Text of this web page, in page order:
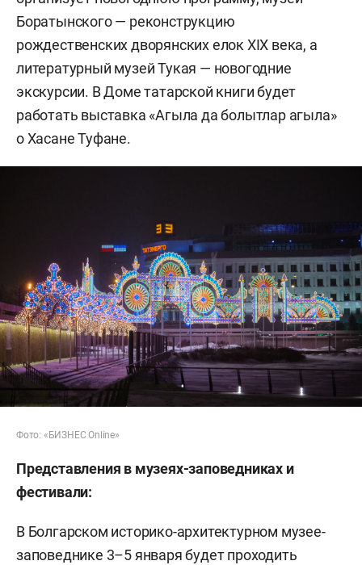
Боратынского — реконструкцию
рождественских дворянских елок ХIХ века, а
литературный музей Тукая — новогодние
экскурсии. В Доме татарской книги будет
работать выставка «Агыла да болытлар агыла»
о Хасане Туфане.
Фото: «БИЗНЕС Online»
Представления в музеях-заповедниках и
фестивали:
В Болгарском историко-архитектурном музее-
заповеднике 3–5 января будет проходить